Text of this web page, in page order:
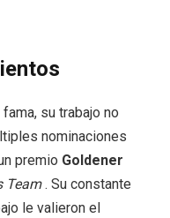
su trabajo no
nominaciones
premio Goldener
Team. Su constante
le valieron el